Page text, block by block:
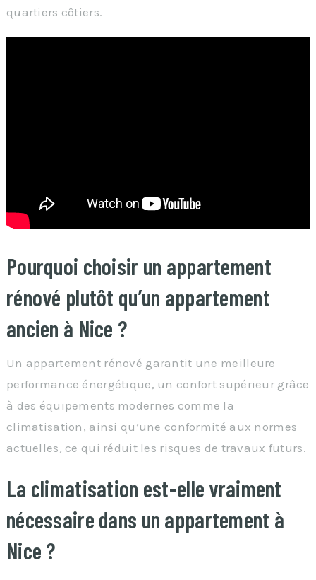
quartiers côtiers.
Pourquoi choisir un appartement
rénové plutôt qu’un appartement
ancien à Nice ?
Un appartement rénové garantit une meilleure
performance énergétique, un confort supérieur grâce
à des équipements modernes comme la
climatisation, ainsi qu’une conformité aux normes
actuelles, ce qui réduit les risques de travaux futurs.
La climatisation est-elle vraiment
nécessaire dans un appartement à
Nice ?